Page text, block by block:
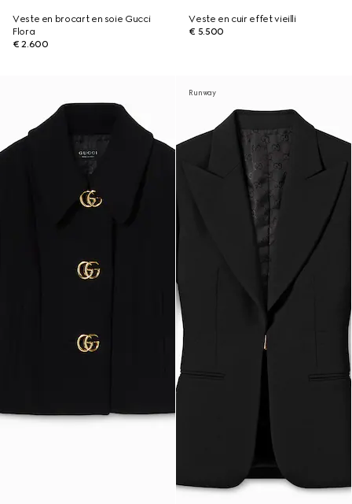
Veste en brocart en soie Gucci
Flora
€ 2.600
Veste en cuir effet vieilli
€ 5.500
Runway